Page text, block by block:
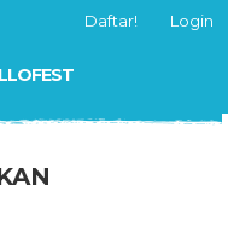
Daftar! Login